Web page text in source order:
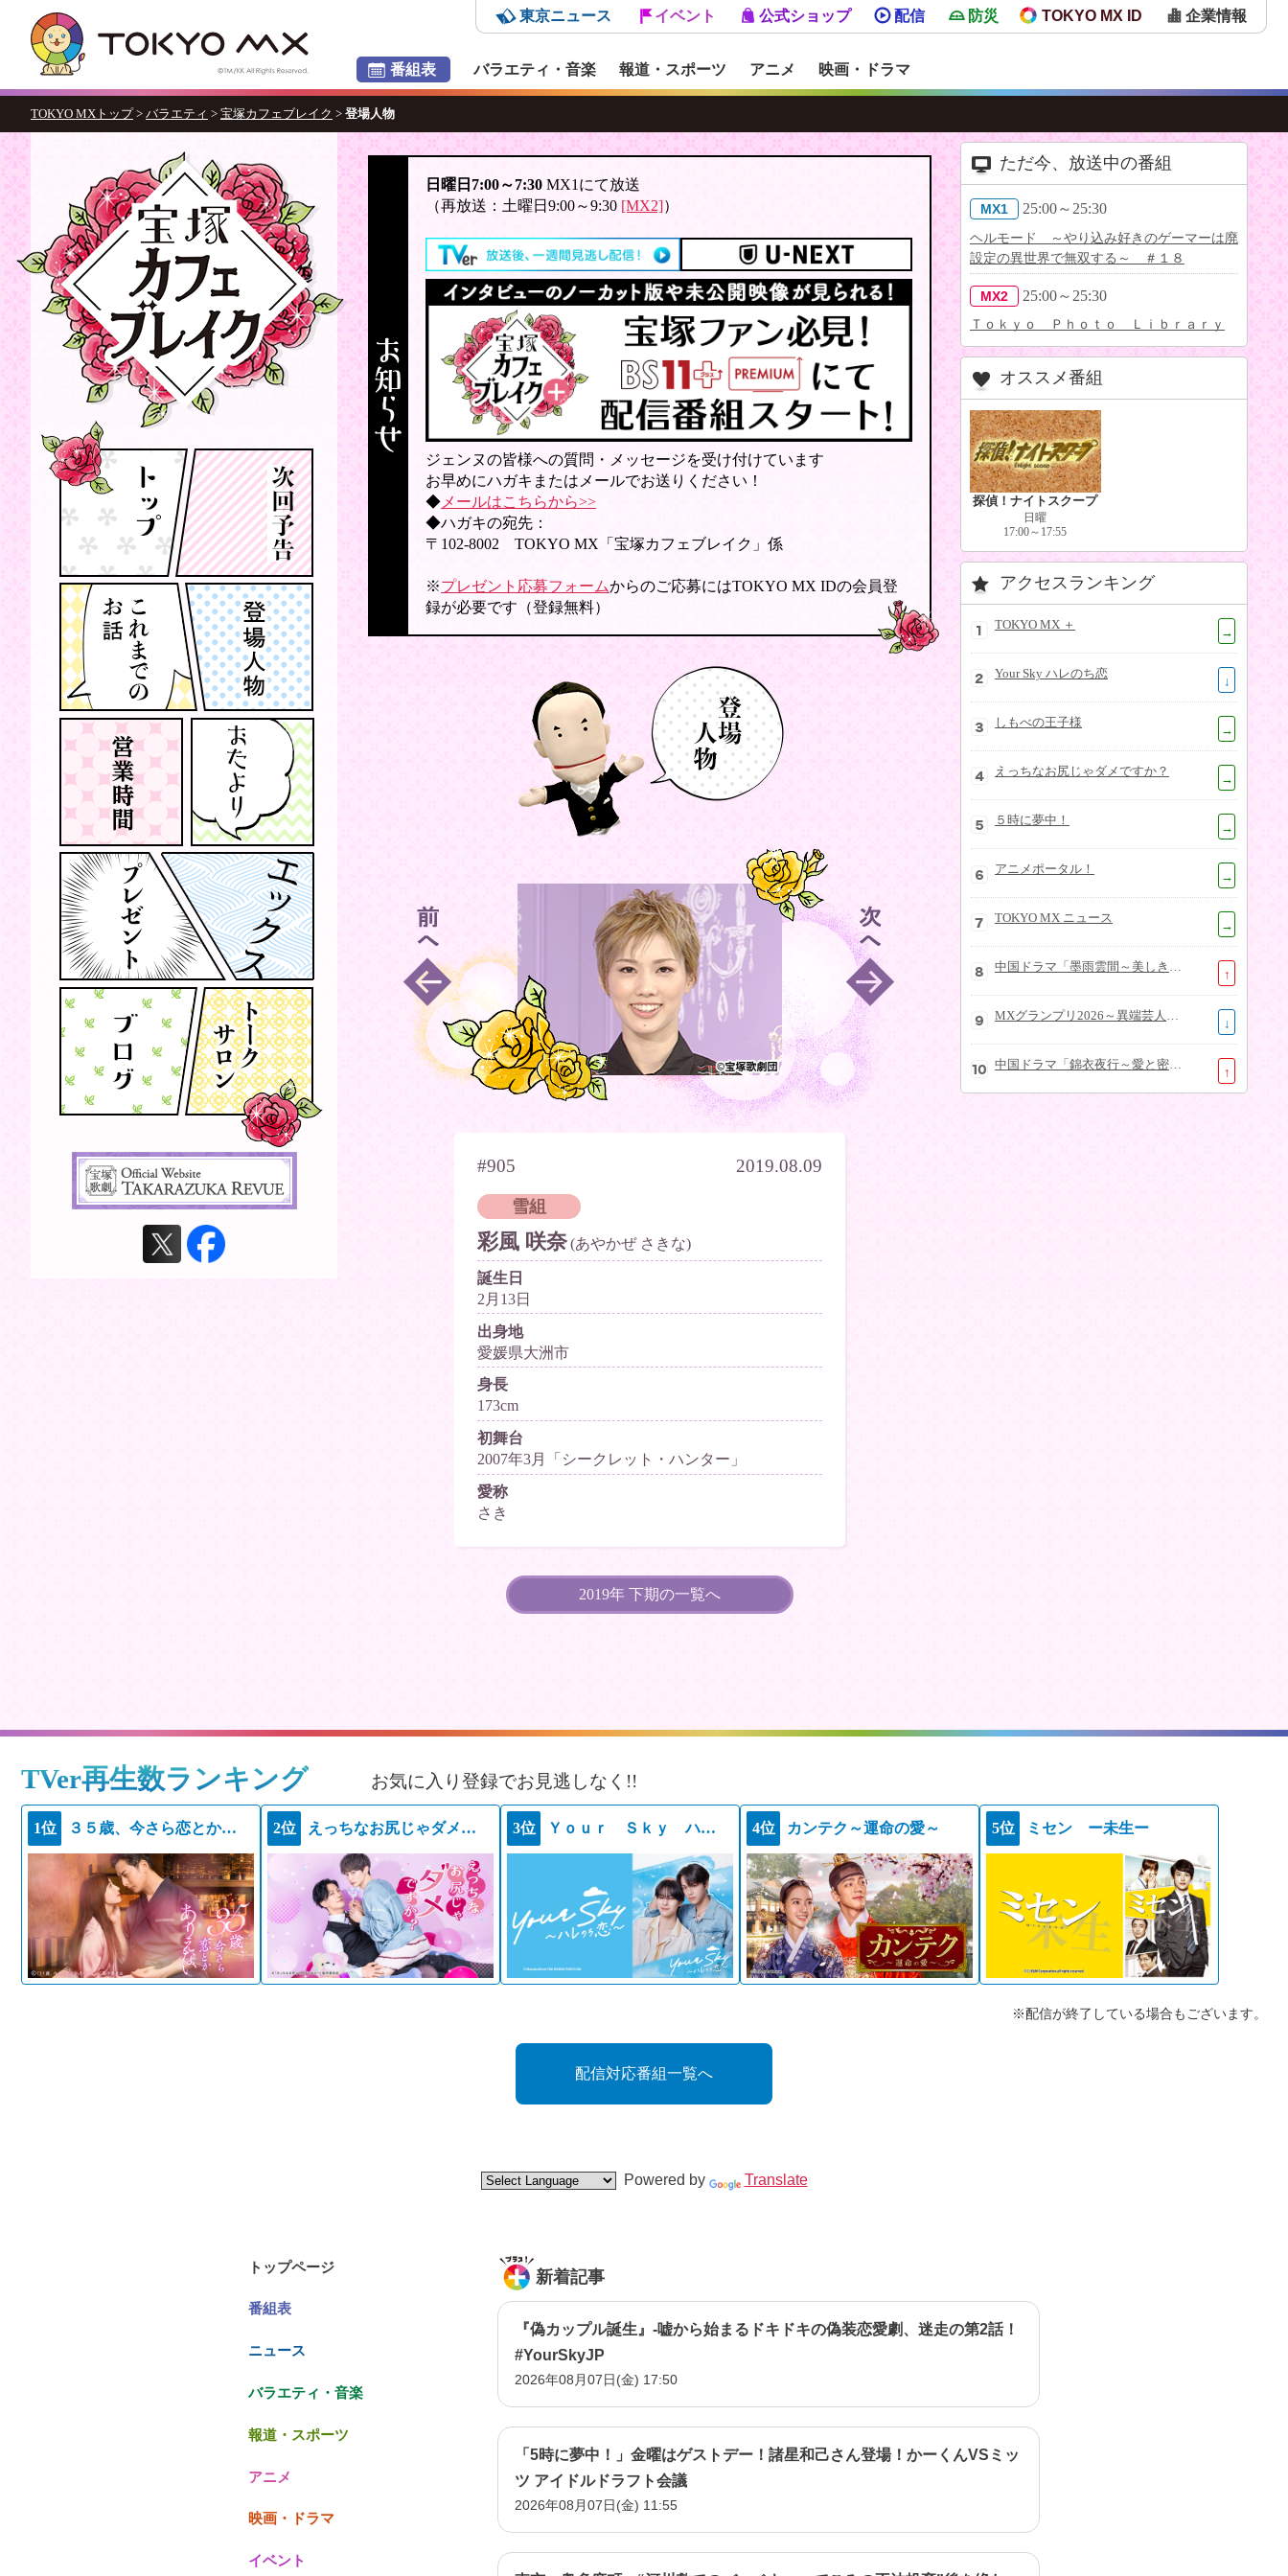
番組表 バラエティ・音楽 報道・スポーツ アニメ 映画・ドラマ
東京ニュース イベント 公式ショップ 配信 防災 TOKYO MX ID 企業情報
TOKYO MXトップ > バラエティ > 宝塚カフェブレイク > 登場人物
日曜日7:00～7:30 MX1にて放送
（再放送：土曜日9:00～9:30 [MX2]）
ジェンヌの皆様への質問・メッセージを受け付けています
お早めにハガキまたはメールでお送りください！
◆ メールはこちらから>>
◆ハガキの宛先：
〒102-8002 TOKYO MX「宝塚カフェブレイク」係
※プレゼント応募フォームからのご応募にはTOKYO MX IDの会員登
録が必要です（登録無料）
#905 2019.08.09
雪組
彩風 咲奈 (あやかぜ さきな)
誕生日
2月13日
出身地
愛媛県大洲市
身長
173cm
初舞台
2007年3月「シークレット・ハンター」
愛称
さき
2019年 下期の一覧へ
ただ今、放送中の番組
MX1 25:00～25:30
ヘルモード ～やり込み好きのゲーマーは廃
設定の異世界で無双する～ ＃１８
MX2 25:00～25:30
Ｔｏｋｙｏ Ｐｈｏｔｏ Ｌｉｂｒａｒｙ
オススメ番組
探偵！ナイトスクープ
日曜
17:00～17:55
アクセスランキング
TOKYO MX ＋
→
Your Sky ハレのち恋
↓
しもべの王子様
→
えっちなお尻じゃダメですか？
→
５時に夢中！
→
アニメポータル！
→
TOKYO MX ニュース
→
↑
↓
↑
TVer再生数ランキング お気に入り登録でお見逃しなく!!
1位 ３５歳、今さら恋とかありえない 2位 えっちなお尻じゃダメですか？ 3位 Ｙｏｕｒ Ｓｋｙ ハレのち恋 4位 カンテク～運命の愛～ 5位 ミセン ー未生ー
※配信が終了している場合もございます。
配信対応番組一覧へ
Powered by Translate
トップページ
番組表
ニュース
バラエティ・音楽
報道・スポーツ
アニメ
映画・ドラマ
イベント
新着記事
『偽カップル誕生』-嘘から始まるドキドキの偽装恋愛劇、迷走の第2話！
#YourSkyJP
2026年08月07日(金) 17:50
「5時に夢中！」金曜はゲストデー！諸星和己さん登場！かーくんVSミッ
ツ アイドルドラフト会議
2026年08月07日(金) 11:55